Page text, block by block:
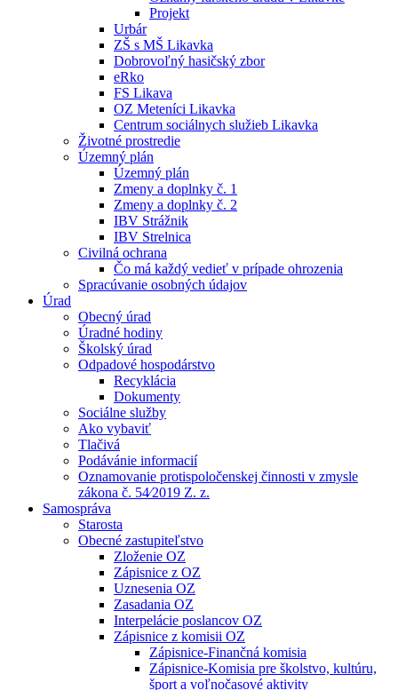
Projekt
Urbár
ZŠ s MŠ Likavka
Dobrovoľný hasičský zbor
eRko
FS Likava
OZ Meteníci Likavka
Centrum sociálnych služieb Likavka
Životné prostredie
Územný plán
Územný plán
Zmeny a doplnky č. 1
Zmeny a doplnky č. 2
IBV Strážnik
IBV Strelnica
Civilná ochrana
Čo má každý vedieť v prípade ohrozenia
Spracúvanie osobných údajov
Úrad
Obecný úrad
Úradné hodiny
Školský úrad
Odpadové hospodárstvo
Recyklácia
Dokumenty
Sociálne služby
Ako vybaviť
Tlačivá
Podávánie informacií
Oznamovanie protispoločenskej činnosti v zmysle
zákona č. 54⁄2019 Z. z.
Samospráva
Starosta
Obecné zastupiteľstvo
Zloženie OZ
Zápisnice z OZ
Uznesenia OZ
Zasadania OZ
Interpelácie poslancov OZ
Zápisnice z komisii OZ
Zápisnice-Finančná komisia
Zápisnice-Komisia pre školstvo, kultúru,
šport a voľnočasové aktivity